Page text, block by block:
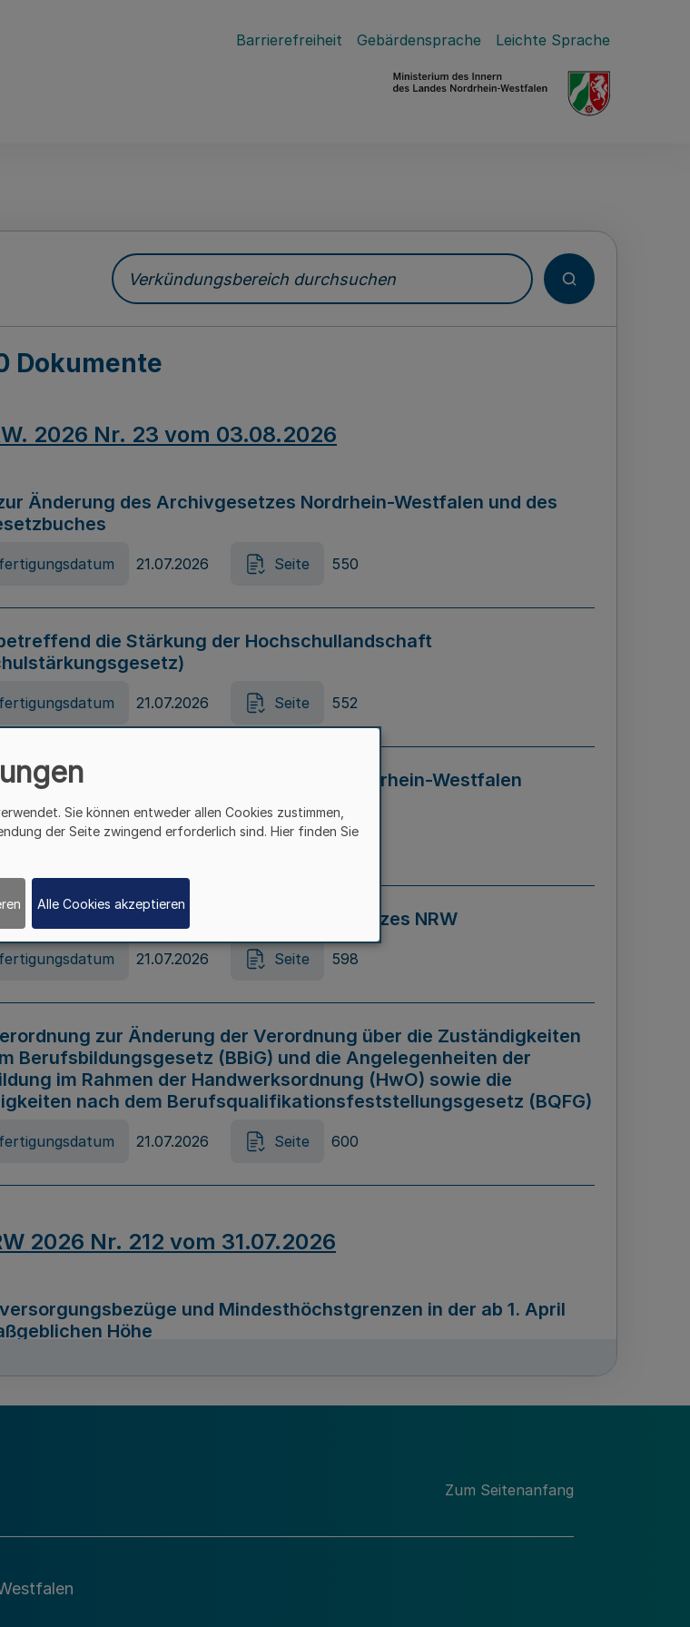
Barrierefreiheit Gebärdensprache Leichte Sprache
Verkündungsbereich durchsuchen
Dokumente
2026 Nr. 23 vom 03.08.2026
Änderung des Archivgesetzes Nordrhein-Westfalen und des
21.07.2026 Seite 550
die Stärkung der Hochschullandschaft
21.07.2026 Seite 552
Vermeidung von Diskriminierung in Nordrhein-Westfalen
– LADG NRW)
21.07.2026 Seite 595
Änderung des Online-Casinospiel Gesetzes NRW
21.07.2026 Seite 598
zur Änderung der Verordnung über die Zuständigkeiten
Berufsbildungsgesetz (BBiG) und die Angelegenheiten der
im Rahmen der Handwerksordnung (HwO) sowie die
nach dem Berufsqualifikationsfeststellungsgesetz (BQFG)
21.07.2026 Seite 600
2026 Nr. 212 vom 31.07.2026
und Mindesthöchstgrenzen in der ab 1. April
Höhe
zur Durchführung des Förderprogramms „Mittelstand Innovativ &
Zum Seitenanfang
Sie können entweder allen Cookies zustimmen,
der Seite zwingend erforderlich sind. Hier finden Sie
Alle Cookies akzeptieren